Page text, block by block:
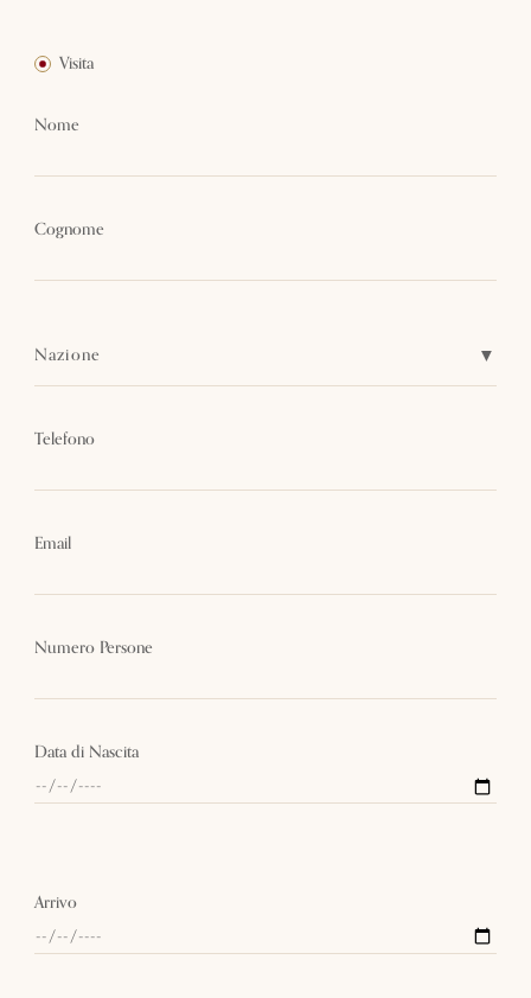
Visita
Nome
Cognome
Nazione
Telefono
Email
Numero Persone
Data di Nascita
Arrivo